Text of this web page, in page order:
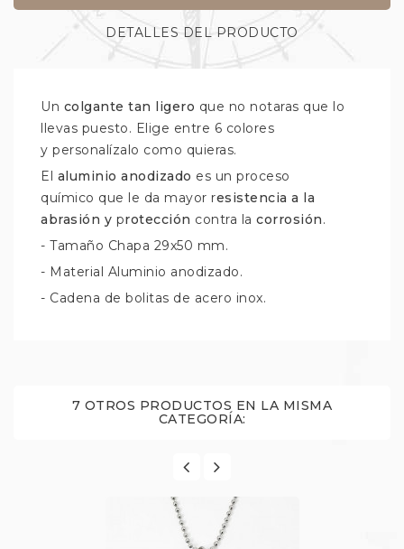
DETALLES DEL PRODUCTO
Un colgante tan ligero que no notaras que lo
llevas puesto. Elige entre 6 colores
y personalízalo como quieras.
El aluminio anodizado es un proceso
químico que le da mayor resistencia a la
abrasión y protección contra la corrosión.
- Tamaño Chapa 29x50 mm.
- Material Aluminio anodizado.
- Cadena de bolitas de acero inox.
7 OTROS PRODUCTOS EN LA MISMA
CATEGORÍA: